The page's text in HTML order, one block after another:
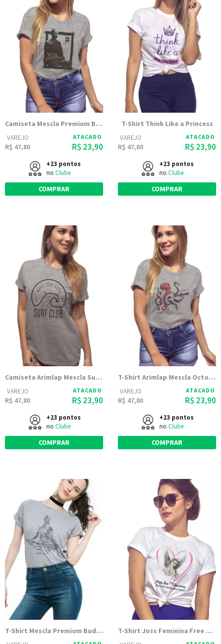
Camiseta Mescla Premium Buda Meditação
VAREJO
R$ 47,80
ATACADO
R$ 23,90
+23 pontos
no Clube
COMPRAR
T-Shirt Think Like a Princess
VAREJO
R$ 47,80
ATACADO
R$ 23,90
+23 pontos
no Clube
COMPRAR
Camiseta Arimlap Mescla Surf Club
VAREJO
R$ 47,80
ATACADO
R$ 23,90
+23 pontos
no Clube
COMPRAR
T-Shirt Arimlap Mescla Octopus
VAREJO
R$ 47,80
ATACADO
R$ 23,90
+23 pontos
no Clube
COMPRAR
T-Shirt Mescla Premium Buda Optimismo T-Shirt Joss Feminina Free The Unicorn